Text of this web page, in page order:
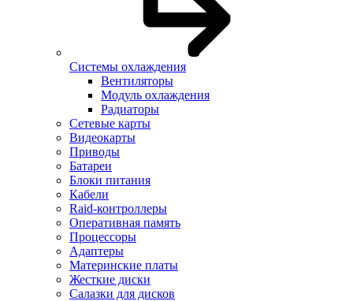
Системы охлаждения
Вентиляторы
Модуль охлаждения
Радиаторы
Сетевые карты
Видеокарты
Приводы
Батареи
Блоки питания
Кабели
Raid-контроллеры
Оперативная память
Процессоры
Адаптеры
Материнские платы
Жесткие диски
Салазки для дисков